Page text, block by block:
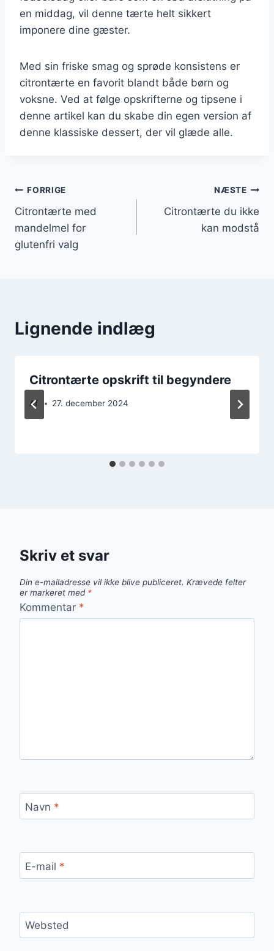
en middag, vil denne tærte helt sikkert
imponere dine gæster.
Med sin friske smag og sprøde konsistens er
citrontærte en favorit blandt både børn og
voksne. Ved at følge opskrifterne og tipsene i
denne artikel kan du skabe din egen version af
denne klassiske dessert, der vil glæde alle.
Indlægsnavigation
FORRIGE
Citrontærte med
mandelmel for
glutenfri valg
NÆSTE
Citrontærte du ikke
kan modstå
Lignende indlæg
Citrontærte opskrift til begyndere
Af 27. december 2024
Skriv et svar
Din e-mailadresse vil ikke blive publiceret. Krævede felter
er markeret med *
Kommentar *
Navn *
E-mail *
Websted